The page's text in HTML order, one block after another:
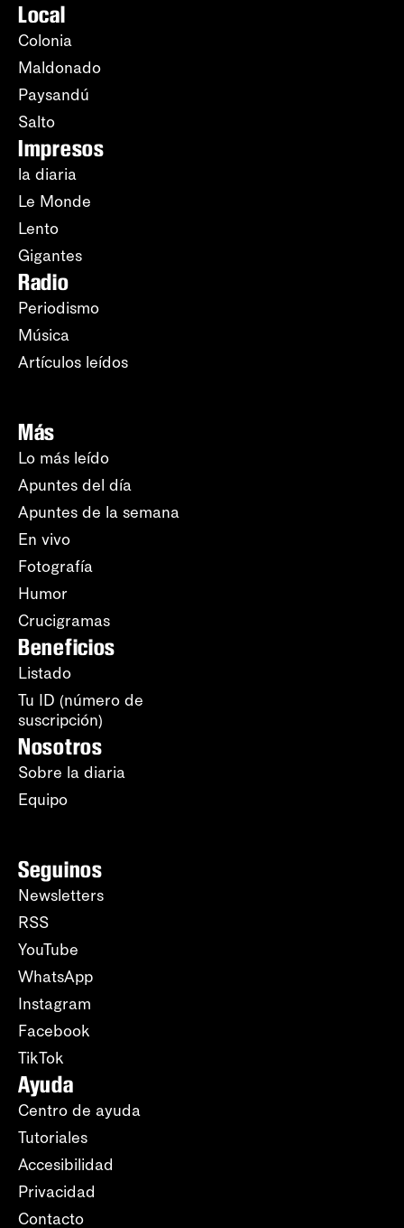
Local
Colonia
Maldonado
Paysandú
Salto
Impresos
la diaria
Le Monde
Lento
Gigantes
Radio
Periodismo
Música
Artículos leídos
Más
Lo más leído
Apuntes del día
Apuntes de la semana
En vivo
Fotografía
Humor
Crucigramas
Beneficios
Listado
Tu ID (número de
suscripción)
Nosotros
Sobre la diaria
Equipo
Seguinos
Newsletters
RSS
YouTube
WhatsApp
Instagram
Facebook
TikTok
Ayuda
Centro de ayuda
Tutoriales
Accesibilidad
Privacidad
Contacto